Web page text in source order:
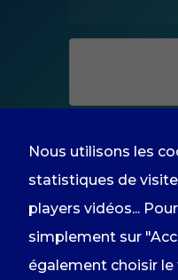
En
vous acceptez
l'information
Nous utilisons les
statistiques de
players vidéos...
simplement sur
également choisir